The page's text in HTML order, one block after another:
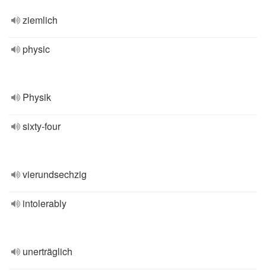
ziemlich
physic
Physik
sixty-four
vierundsechzig
intolerably
unerträglich